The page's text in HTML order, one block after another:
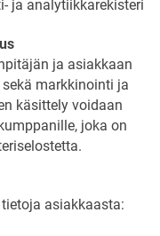
ja analytiikkarekisteri
ja asiakkaan
markkinointi ja
käsittely voidaan
joka on
asiakkaasta: